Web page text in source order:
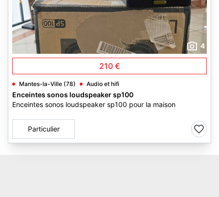
4
210 €
Mantes-la-Ville (78) Audio et hifi
Enceintes sonos loudspeaker sp100
Enceintes sonos loudspeaker sp100 pour la maison
Particulier